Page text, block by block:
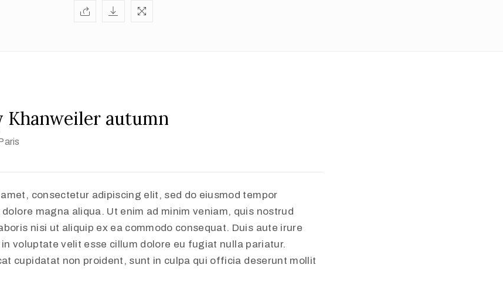
Khanweiler autumn
consectetur adipiscing elit, sed do eiusmod tempor
magna aliqua. Ut enim ad minim veniam, quis nostrud
nisi ut aliquip ex ea commodo consequat. Duis aute irure
voluptate velit esse cillum dolore eu fugiat nulla pariatur.
cupidatat non proident, sunt in culpa qui officia deserunt mollit